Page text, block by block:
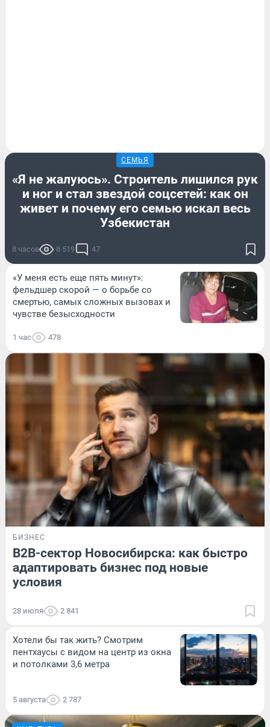
СЕМЬЯ
«Я не жалуюсь». Строитель лишился рук
и ног и стал звездой соцсетей: как он
живет и почему его семью искал весь
Узбекистан
8 часов 8 519 47
«У меня есть еще пять минут»:
фельдшер скорой — о борьбе со
смертью, самых сложных вызовах и
чувстве безысходности
1 час 478
БИЗНЕС
B2B-сектор Новосибирска: как быстро
адаптировать бизнес под новые
условия
28 июля 2 841
Хотели бы так жить? Смотрим
пентхаусы с видом на центр из окна
и потолками 3,6 метра
5 августа 2 787